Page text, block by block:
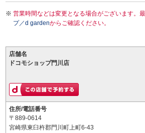
営業時間などは変更となる場合がございます。
プ／d gardenからご確認ください。
店舗名
ドコモショップ門川店
住所/電話番号
〒889-0614
宮崎県東臼杵郡門川町上町6-43